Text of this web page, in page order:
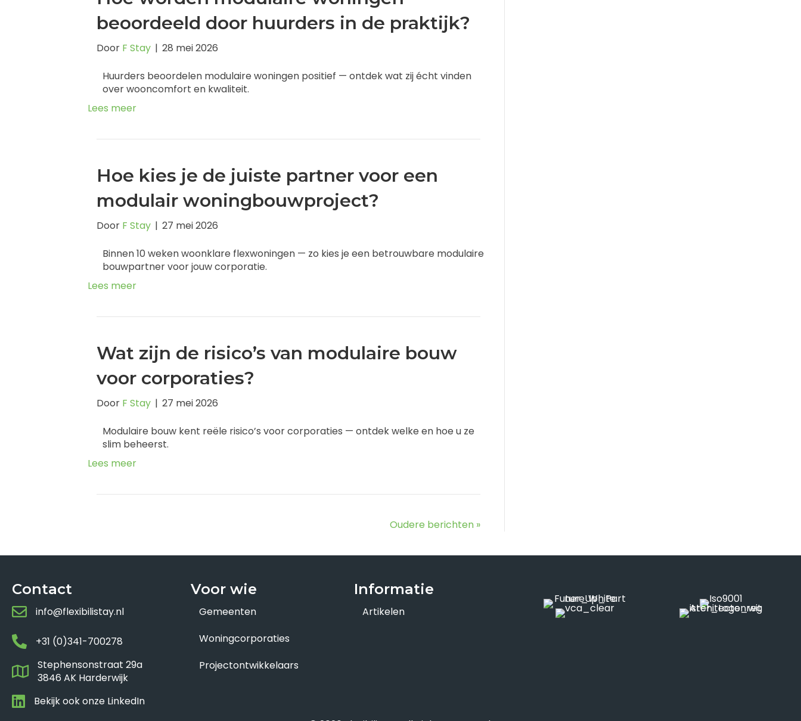
beoordeeld door huurders in de praktijk?
Door F Stay | 28 mei 2026
Huurders beoordelen modulaire woningen positief — ontdek wat zij écht vinden
over wooncomfort en kwaliteit.
Lees meer
Hoe kies je de juiste partner voor een
modulair woningbouwproject?
Door F Stay | 27 mei 2026
Binnen 10 weken woonklare flexwoningen — zo kies je een betrouwbare modulaire
bouwpartner voor jouw corporatie.
Lees meer
Wat zijn de risico’s van modulaire bouw
voor corporaties?
Door F Stay | 27 mei 2026
Modulaire bouw kent reële risico’s voor corporaties — ontdek welke en hoe u ze
slim beheerst.
Lees meer
Oudere berichten »
Contact
info@flexibilistay.nl
+31 (0)341-700278
Stephensonstraat 29a
3846 AK Harderwijk
Bekijk ook onze LinkedIn
Voor wie
Gemeenten
Woningcorporaties
Projectontwikkelaars
Informatie
Artikelen